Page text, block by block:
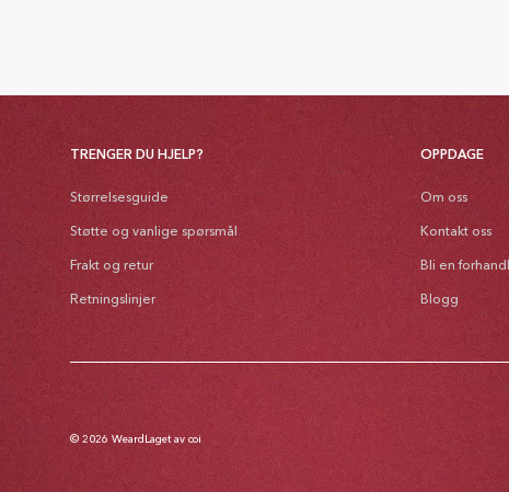
TRENGER DU HJELP?
Størrelsesguide
Støtte og vanlige spørsmål
Frakt og retur
Retningslinjer
OPPDAGE
Om oss
Kontakt oss
Bli en
Blogg
© 2026 Weard Laget av coi